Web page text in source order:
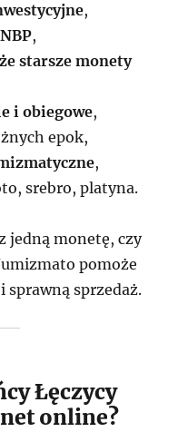
,
,
starsze monety
i obiegowe,
epok,
,
srebro, platyna.
jedną monetę, czy
pomoże
sprawną sprzedaż.
Łęczycy
online?